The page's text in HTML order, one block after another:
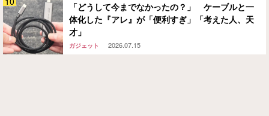
「どうして今までなかったの？」 ケーブルと一
体化した『アレ』が「便利すぎ」「考えた人、天
才」
ガジェット 2026.07.15